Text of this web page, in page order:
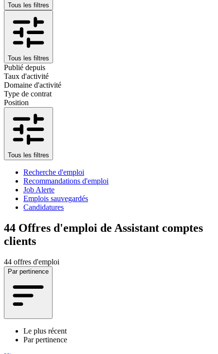
Tous les filtres
Tous les filtres
Publié depuis
Taux d'activité
Domaine d'activité
Type de contrat
Position
Tous les filtres
Recherche d'emploi
Recommandations d'emploi
Job Alerte
Emplois sauvegardés
Candidatures
44 Offres d'emploi de Assistant comptes
clients
44 offres d'emploi
Par pertinence
Le plus récent
Par pertinence